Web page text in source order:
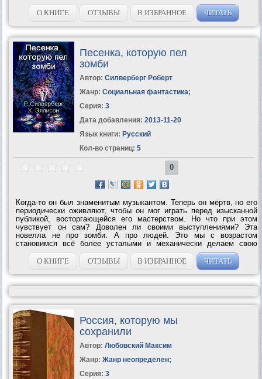
О КНИГЕ
ОТЗЫВЫ В ИЗБРАННОЕ ЧИТАТЬ
Песенка, которую пел
зомби
Автор: Силверберг Роберт
Жанр: Социальная фантастика;
Серия: 3
Дата добавления: 2013-11-20
Язык книги: Русский
Кол-во страниц: 5
0
Когда-то он был знаменитым музыкантом. Теперь он мёртв, но его
периодически оживляют, чтобы он мог играть перед изысканной
публикой, восторгающейся его мастерством. Но что при этом
чувствует он сам? Доволен ли своими выступлениями? Эта
новелла не про зомби. А про людей. Это мы с возрастом
становимся всё более усталыми и механически делаем свою
работу, стремясь (осознанно или нет) только к одному — к покою.
И только молодёжь,...
О КНИГЕ ОТЗЫВЫ В ИЗБРАННОЕ ЧИТАТЬ
Россия, которую мы
сохранили
Автор: Любовский Максим
Жанр: Жанр неопределен;
Серия: 3